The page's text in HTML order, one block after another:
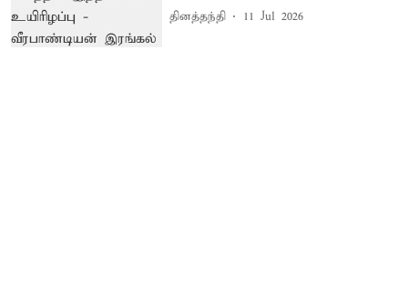
தினத்தந்தி 11 Jul 2026